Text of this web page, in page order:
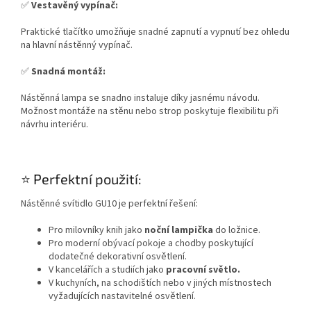
✅Vestavěný vypínač:
Praktické tlačítko umožňuje snadné zapnutí a vypnutí bez ohledu
na hlavní nástěnný vypínač.
✅Snadná montáž:
Nástěnná lampa se snadno instaluje díky jasnému návodu.
Možnost montáže na stěnu nebo strop poskytuje flexibilitu při
návrhu interiéru.
⭐ Perfektní použití:
Nástěnné svítidlo GU10 je perfektní řešení:
Pro milovníky knih jako noční lampička do ložnice.
Pro moderní obývací pokoje a chodby poskytující
dodatečné dekorativní osvětlení.
V kancelářích a studiích jako pracovní světlo.
V kuchyních, na schodištích nebo v jiných místnostech
vyžadujících nastavitelné osvětlení.